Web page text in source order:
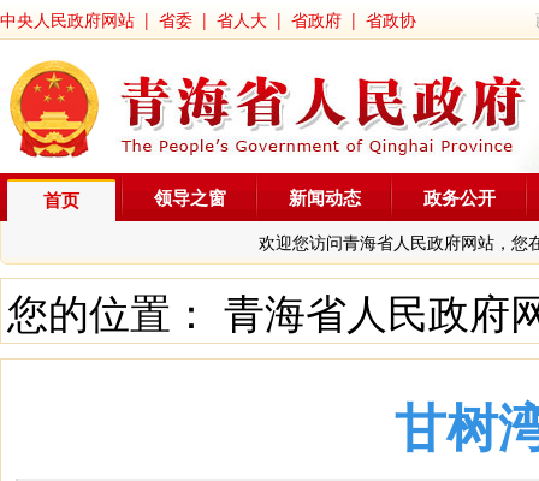
中央人民政府网站 | 省委 | 省人大 | 省政府 | 省政协
首页
欢迎您访问青海省人民政府网站，您
领导之窗 新闻动态 政务公开
您的位置： 青海省人民政府
甘树